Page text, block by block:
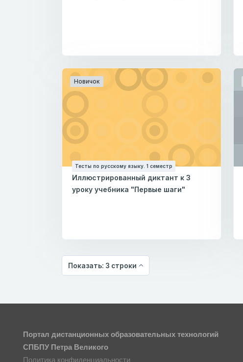
Новичок
Тесты по русскому языку. 1 семестр
Иллюстрированный диктант к 3
уроку учебника "Первые шаги"
Показать: 3 строки
Портал дистанционных образовательных технологий
СПБПУ Петра Великого
Политика конфиденциальности